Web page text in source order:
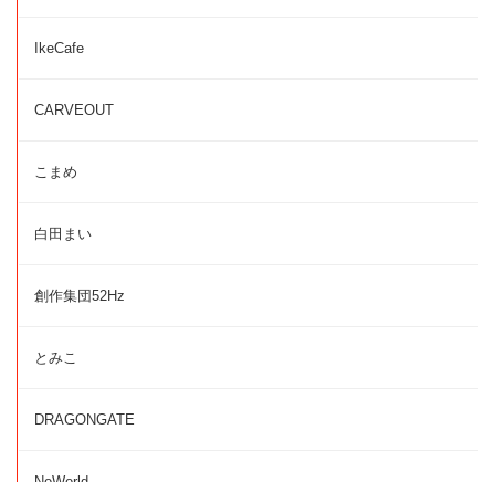
IkeCafe
CARVEOUT
こまめ
白田まい
創作集団52Hz
とみこ
DRAGONGATE